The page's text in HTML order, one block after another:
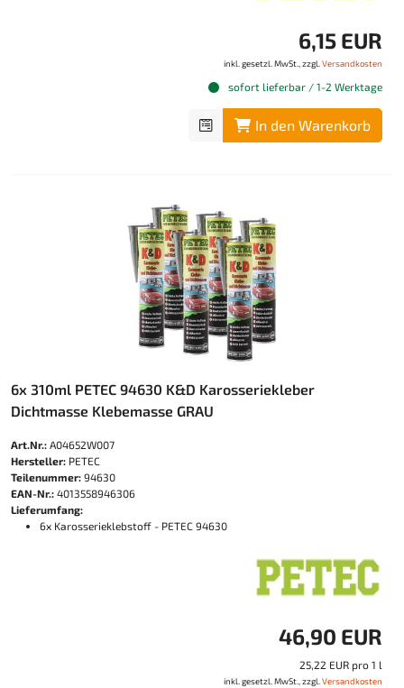
6,15 EUR
inkl. gesetzl. MwSt., zzgl. Versandkosten
sofort lieferbar / 1-2 Werktage
In den Warenkorb
6x 310ml PETEC 94630 K&D Karosseriekleber
Dichtmasse Klebemasse GRAU
Art.Nr.: A04652W007
Hersteller: PETEC
Teilenummer: 94630
EAN-Nr.: 4013558946306
Lieferumfang:
6x Karosserieklebstoff - PETEC 94630
46,90 EUR
25,22 EUR pro 1 l
inkl. gesetzl. MwSt., zzgl. Versandkosten